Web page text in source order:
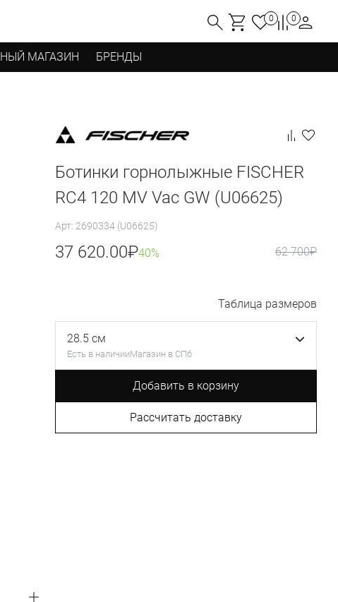
0 0
МАГАЗИН БРЕНДЫ
Ботинки горнолыжные FISCHER
RC4 120 MV Vac GW (U06625)
Арт: 2690334 (U06625)
37 620.00₽40% 62 700₽
Таблица размеров
28.5 см
Есть в наличииМагазин в СПб
Добавить в корзину
Рассчитать доставку